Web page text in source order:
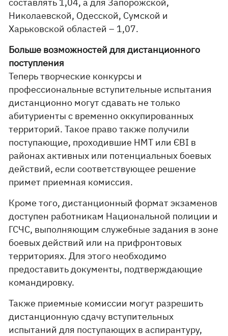
Николаевской, Одесской, Сумской и
Харьковской областей – 1,07.
Больше возможностей для дистанционного
поступления
Теперь творческие конкурсы и
профессиональные вступительные испытания
дистанционно могут сдавать не только
абитуриенты с временно оккупированных
территорий. Такое право также получили
поступающие, проходившие НМТ или ЄВІ в
районах активных или потенциальных боевых
действий, если соответствующее решение
примет приемная комиссия.
Кроме того, дистанционный формат экзаменов
доступен работникам Национальной полиции и
ГСЧС, выполняющим служебные задания в зоне
боевых действий или на прифронтовых
территориях. Для этого необходимо
предоставить документы, подтверждающие
командировку.
Также приемные комиссии могут разрешить
дистанционную сдачу вступительных
испытаний для поступающих в аспирантуру,